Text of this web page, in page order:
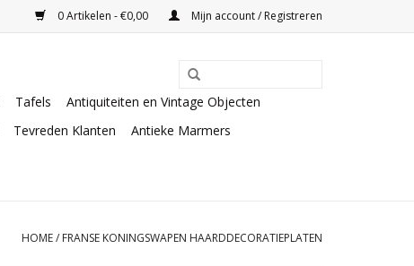
0 Artikelen - €0,00 Mijn account / Registreren
Tafels
Antiquiteiten en Vintage Objecten
Tevreden Klanten
Antieke Marmers
HOME/ FRANSE KONINGSWAPEN HAARDDECORATIEPLATEN